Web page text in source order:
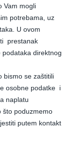
Vam mogli
potrebama, uz
U ovom
prestanak
direktnog
bismo se zaštitili
osobne podatke i
naplatu
što poduzmemo
putem kontakt